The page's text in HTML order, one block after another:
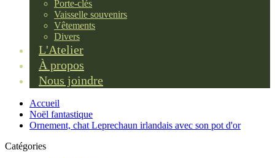
Porte-clés
Vaisselle souvenirs
Vêtements
Divers
L'Atelier
À propos
Nous joindre
Accueil
Noël fantastique
Ornement, chat Leprechaun irlandais avec son pot d'or
Catégories